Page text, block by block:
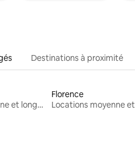
Destinations à proximité
Locations moyenne et longue durée
Florence